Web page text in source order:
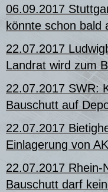
06.09.2017
könnte schon bald
22.07.2017
Landrat wird zum
22.07.2017 SWR:
Bauschutt auf
22.07.2017
Einlagerung von
22.07.2017 Rhein-
Bauschutt darf